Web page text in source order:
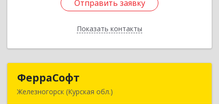
Отправить заявку
Показать контакты
Отправить заявку
Назад
ФерраСофт
Железногорск (Курская обл.)